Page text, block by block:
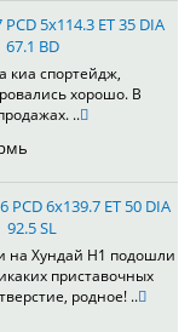
PCD 5x114.3 ET 35 DIA
67.1 BD
киа спортейдж,
хорошо. В
..
PCD 6x139.7 ET 50 DIA
92.5 SL
на Хундай H1 подошли
приставочных
родное! ..